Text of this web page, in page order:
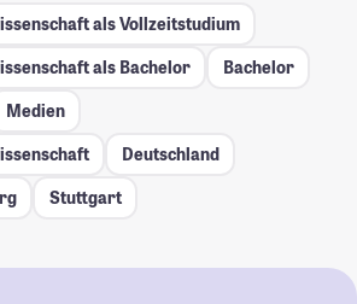
als Vollzeitstudium
als Bachelor
Bachelor
Medien
Deutschland
Stuttgart